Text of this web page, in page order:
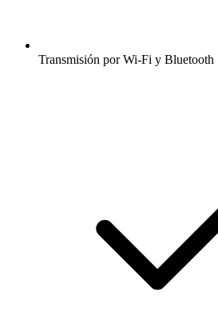
Transmisión por Wi-Fi y Bluetooth